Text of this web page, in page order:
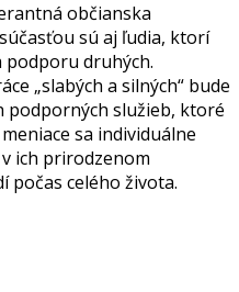
občianska
sú aj ľudia, ktorí
druhých.
„slabých a silných“ bude
podporných služieb, ktoré
sa individuálne
ich prirodzenom
počas celého života.